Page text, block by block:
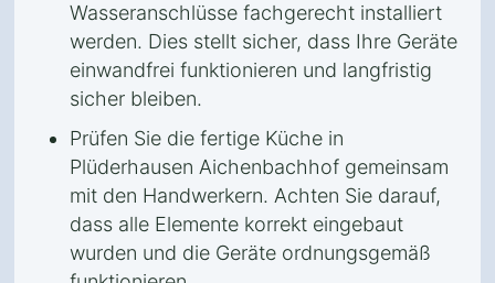
Wasseranschlüsse fachgerecht installiert
werden. Dies stellt sicher, dass Ihre Geräte
einwandfrei funktionieren und langfristig
sicher bleiben.
Prüfen Sie die fertige Küche in
Plüderhausen Aichenbachhof gemeinsam
mit den Handwerkern. Achten Sie darauf,
dass alle Elemente korrekt eingebaut
wurden und die Geräte ordnungsgemäß